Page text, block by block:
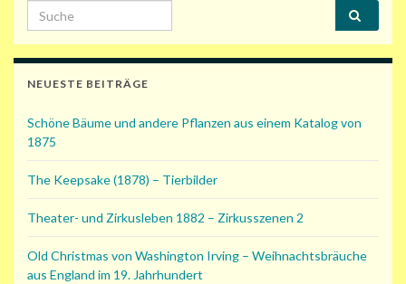
Search for:
NEUESTE BEITRÄGE
Schöne Bäume und andere Pflanzen aus einem Katalog von
1875
The Keepsake (1878) – Tierbilder
Theater- und Zirkusleben 1882 – Zirkusszenen 2
Old Christmas von Washington Irving – Weihnachtsbräuche
aus England im 19. Jahrhundert